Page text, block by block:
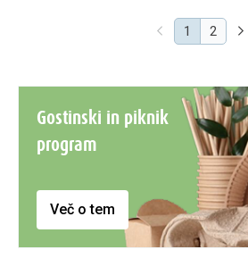
1 (current)
2
Gostinski in piknik
program
Več o tem